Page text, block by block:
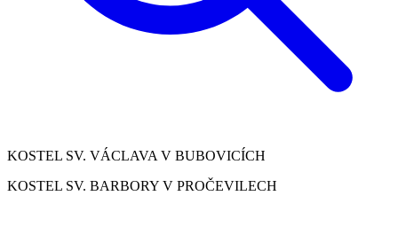
KOSTEL SV. VÁCLAVA V BUBOVICÍCH
KOSTEL SV. BARBORY V PROČEVILECH